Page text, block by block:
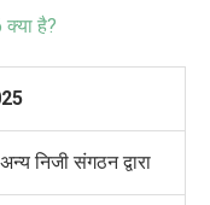
है?
निजी संगठन द्वारा